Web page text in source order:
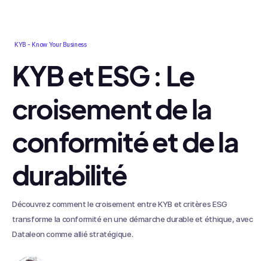
KYB - Know Your Business
KYB et ESG : Le
croisement de la
conformité et de la
durabilité
Découvrez comment le croisement entre KYB et critères ESG
transforme la conformité en une démarche durable et éthique, avec
Dataleon comme allié stratégique.